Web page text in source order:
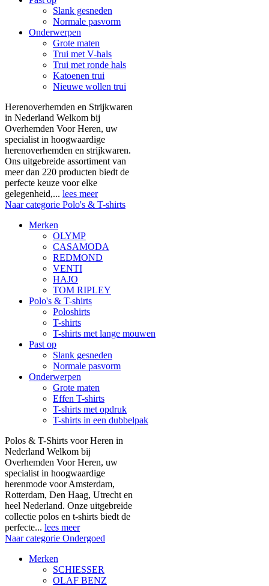
Slank gesneden
Normale pasvorm
Onderwerpen
Grote maten
Trui met V-hals
Trui met ronde hals
Katoenen trui
Nieuwe wollen trui
Herenoverhemden en Strijkwaren
in Nederland Welkom bij
Overhemden Voor Heren, uw
specialist in hoogwaardige
herenoverhemden en strijkwaren.
Ons uitgebreide assortiment van
meer dan 220 producten biedt de
perfecte keuze voor elke
gelegenheid,... lees meer
Naar categorie Polo's & T-shirts
Merken
OLYMP
CASAMODA
REDMOND
VENTI
HAJO
TOM RIPLEY
Polo's & T-shirts
Poloshirts
T-shirts
T-shirts met lange mouwen
Past op
Slank gesneden
Normale pasvorm
Onderwerpen
Grote maten
Effen T-shirts
T-shirts met opdruk
T-shirts in een dubbelpak
Polos & T-Shirts voor Heren in
Nederland Welkom bij
Overhemden Voor Heren, uw
specialist in hoogwaardige
herenmode voor Amsterdam,
Rotterdam, Den Haag, Utrecht en
heel Nederland. Onze uitgebreide
collectie polos en t-shirts biedt de
perfecte... lees meer
Naar categorie Ondergoed
Merken
SCHIESSER
OLAF BENZ